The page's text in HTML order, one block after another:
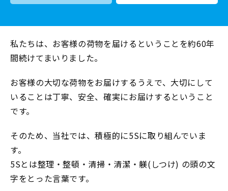
私たちは、お客様の荷物を届けるということを約60年
間続けてまいりました。
お客様の大切な荷物をお届けするうえで、大切にして
いることは丁寧、安全、確実にお届けするということ
です。
そのため、当社では、積極的に5Sに取り組んでいま
す。
5Sとは整理・整頓・清掃・清潔・躾(しつけ) の頭の文
字をとった言葉です。